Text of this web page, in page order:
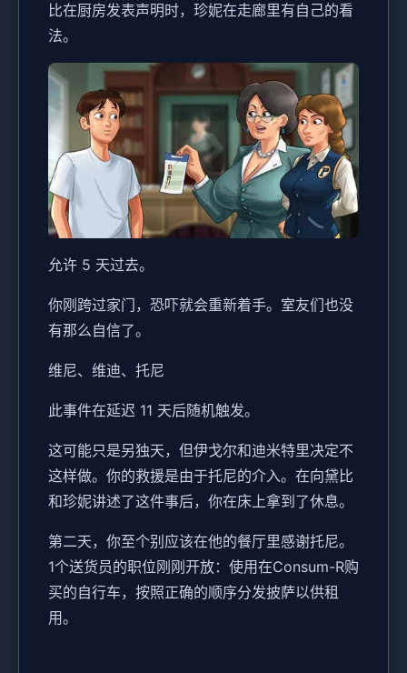
比在厨房发表声明时，珍妮在走廊里有自己的看
法。
允许 5 天过去。
你刚跨过家门，恐吓就会重新着手。室友们也没
有那么自信了。
维尼、维迪、托尼
此事件在延迟 11 天后随机触发。
这可能只是另独天，但伊戈尔和迪米特里决定不
这样做。你的救援是由于托尼的介入。在向黛比
和珍妮讲述了这件事后，你在床上拿到了休息。
第二天，你至个别应该在他的餐厅里感谢托尼。
1个送货员的职位刚刚开放：使用在Consum-R购
买的自行车，按照正确的顺序分发披萨以供租
用。